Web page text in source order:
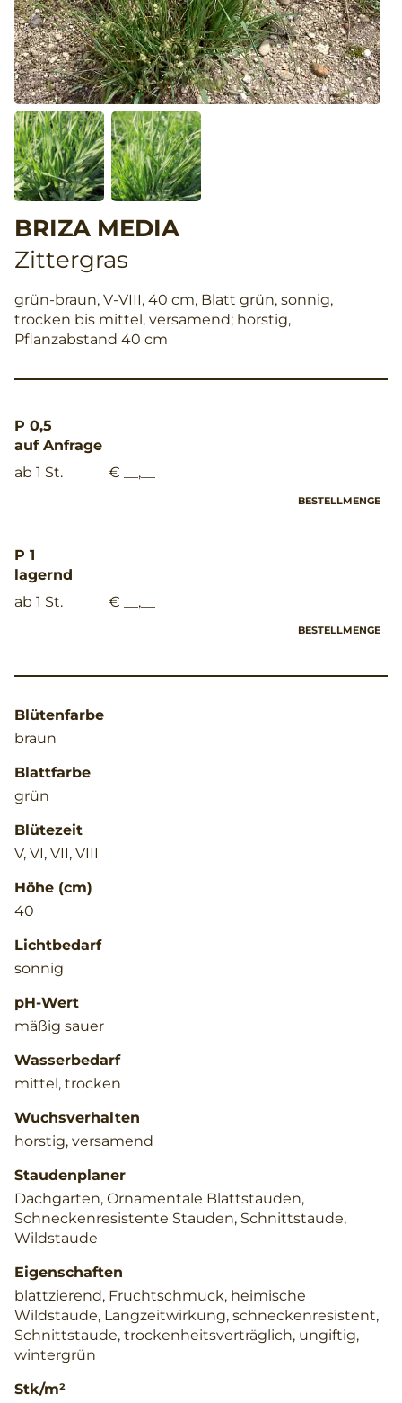
BRIZA MEDIA
Zittergras
grün-braun, V-VIII, 40 cm, Blatt grün, sonnig,
trocken bis mittel, versamend; horstig,
Pflanzabstand 40 cm
P 0,5
auf Anfrage
ab 1 St.
€ __,__
BESTELLMENGE
P 1
lagernd
ab 1 St.
€ __,__
BESTELLMENGE
Blütenfarbe
braun
Blattfarbe
grün
Blütezeit
V, VI, VII, VIII
Höhe (cm)
40
Lichtbedarf
sonnig
pH-Wert
mäßig sauer
Wasserbedarf
mittel, trocken
Wuchsverhalten
horstig, versamend
Staudenplaner
Dachgarten, Ornamentale Blattstauden,
Schneckenresistente Stauden, Schnittstaude,
Wildstaude
Eigenschaften
blattzierend, Fruchtschmuck, heimische
Wildstaude, Langzeitwirkung, schneckenresistent,
Schnittstaude, trockenheitsverträglich, ungiftig,
wintergrün
Stk/m²